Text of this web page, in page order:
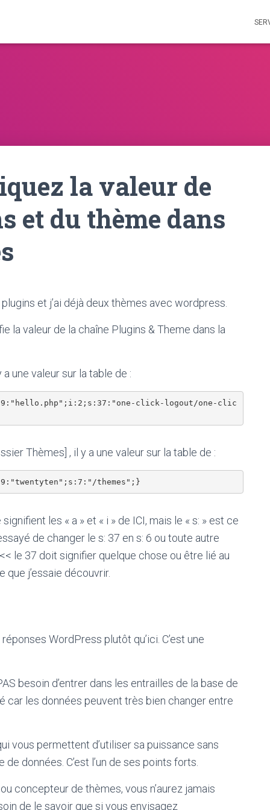
la valeur de
et du thème dans
et j’ai déjà deux thèmes avec wordpress.
la valeur de la chaîne Plugins & Theme dans la
une valeur sur la table de :
click-logout/one-clic
Thèmes] , il y a une valeur sur la table de :
les « a » et « i » de ICI, mais le « s: » est ce
de changer le s: 37 en s: 6 ou toute autre
le 37 doit signifier quelque chose ou être lié au
que j’essaie découvrir.
WordPress plutôt qu’ici. C’est une
besoin d’entrer dans les entrailles de la base de
car les données peuvent très bien changer entre
vous permettent d’utiliser sa puissance sans
données. C’est l’un de ses points forts.
concepteur de thèmes, vous n’aurez jamais
de le savoir que si vous envisagez